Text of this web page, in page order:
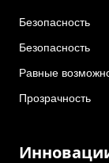
Безопасность
Безопасность
Равные
Прозрачность